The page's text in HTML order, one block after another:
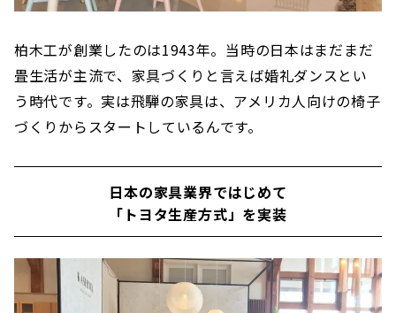
柏木工が創業したのは1943年。当時の日本はまだまだ
畳生活が主流で、家具づくりと言えば婚礼ダンスとい
う時代です。実は飛騨の家具は、アメリカ人向けの椅子
づくりからスタートしているんです。
日本の家具業界ではじめて
「トヨタ生産方式」を実装